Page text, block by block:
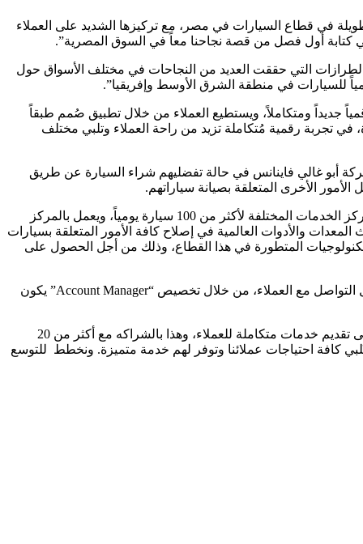
في قطاع السيارات في مصر، مع تركيزها الشديد على العملاء
كتابة أول فصل من قصة نجاحنا معاً في السوق المصرية”.
الطرازات التي حققت العديد من النجاحات في مختلف الأسواق حول
للسيارات في منطقة الشرق الأوسط وإفريقيا”.
جديداً ومتكاملاً، ويستطيع العملاء من خلال تطبيق صُمم طبقاً
تجربة رقمية مُتكاملة تزيد من راحة العملاء وتلبي مختلف
أبو غالي فاينانس في حالة تفضليهم شراء السيارة عن طريق
الأخرى المتعلقة بصيانة سياراتهم.
وافتتحت جيلي أوتو مصر – أبو غالي موتورز كذلك مركزاً مجهزاً بأفضل التقنيات العالمية في صيانة السيارات وخدمات ما بعد البيع، ويوفر المركز الخدمات المختلفة لأكثر من 100 سيارة يومياً، ويعمل بالمركز
والأدوات العالمية في إصلاح كافة الأمور المتعلقة بسيارات
المتطورة في هذا القطاع، وذلك من أجل الحصول على
ونتيجة لإيمان “جيلي أوتو مصر – أبو غالي موتورز” بأن خدمات ما بعد البيع تعد من أهم السمات المميزة للشركة، حرصت الشركة على تسهيل التواصل مع العملاء، من خلال تخصيص “Account Manager” يكون
واختتم الرئيس التنفيذي للعمليات بمجموعة أبو غالي موتورز كلامه قائلا: “نحرص منذ بدء الانطلاقة غير المسبوقة لسيارات جيلي في مصر على تقديم خدمات متكاملة للعملاء، وهذا بالشراكه مع أكثر من 20
كافة احتياجات عملائنا وتوفر لهم خدمة متميزة. ونخطط للتوسع